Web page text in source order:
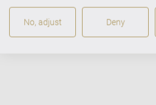
No, adjust Deny